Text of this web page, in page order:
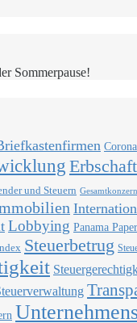
Sommerpause!
Corona
und Steuern
Lobbying Panama
Steuerbetrug